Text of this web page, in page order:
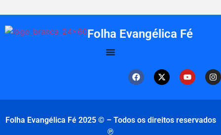
Folha Evangélica Fé
Folha Evangélica Fé 2025 © – Todos os direitos reservados
℗